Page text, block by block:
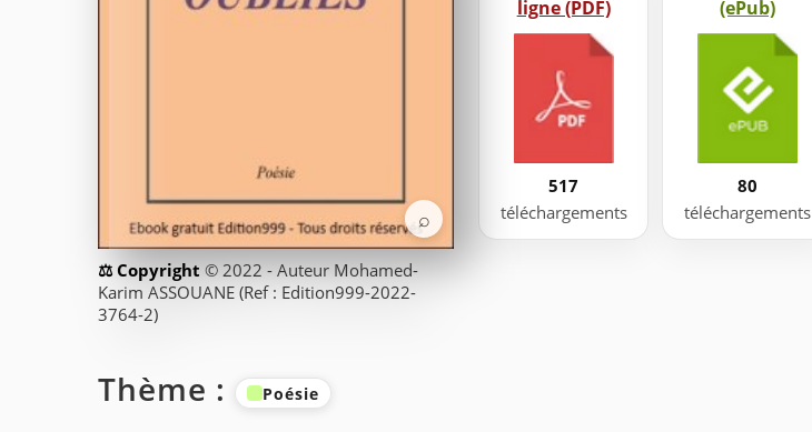
⌕
© 2022 - Auteur Mohamed-
Karim ASSOUANE (Ref : Edition999-2022-
3764-2)
ligne (PDF)
517
téléchargements
(ePub)
80
téléchargements
Thème : Poésie